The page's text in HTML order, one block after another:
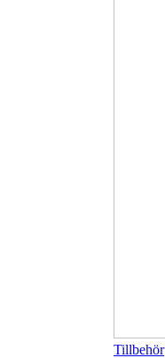
Tillbehör